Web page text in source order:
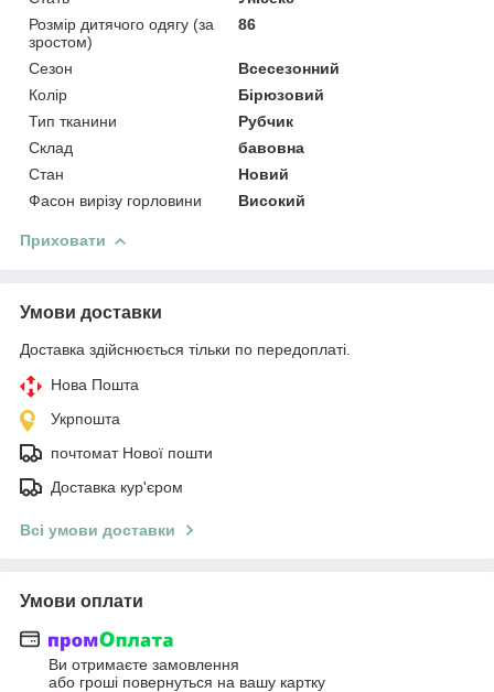
Розмір дитячого одягу (за
зростом)
86
Сезон
Всесезонний
Колір
Бірюзовий
Тип тканини
Рубчик
Склад
бавовна
Стан
Новий
Фасон вирізу горловини
Високий
Приховати
Умови доставки
Доставка здійснюється тільки по передоплаті.
Нова Пошта
Укрпошта
почтомат Нової пошти
Доставка кур'єром
Всі умови доставки
Умови оплати
Ви отримаєте замовлення
або гроші повернуться на вашу картку